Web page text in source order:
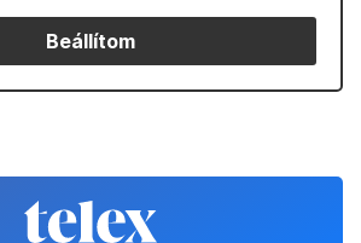
Beállítom